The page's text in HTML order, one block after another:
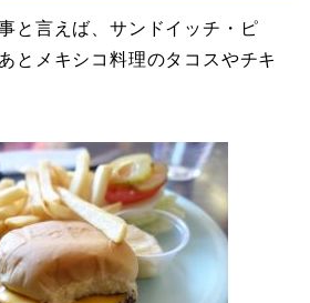
と言えば、サンドイッチ・ピ
とメキシコ料理のタコスやチキ